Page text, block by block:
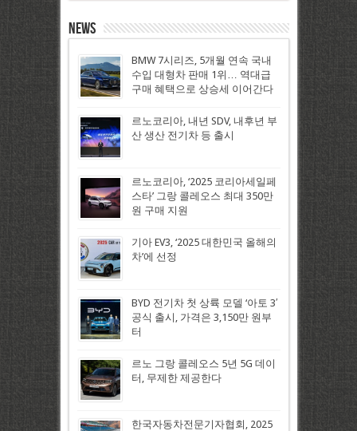
News
BMW 7시리즈, 5개월 연속 국내
수입 대형차 판매 1위… 역대급
구매 혜택으로 상승세 이어간다
르노코리아, 내년 SDV, 내후년 부
산 생산 전기차 등 출시
르노코리아, ‘2025 코리아세일페
스타’ 그랑 콜레오스 최대 350만
원 구매 지원
기아 EV3, ‘2025 대한민국 올해의
차’에 선정
BYD 전기차 첫 상륙 모델 ‘아토 3′
공식 출시, 가격은 3,150만 원부
터
르노 그랑 콜레오스 5년 5G 데이
터, 무제한 제공한다
한국자동차전문기자협회, 2025